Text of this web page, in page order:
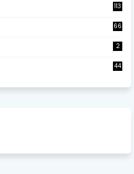
113
66
2
44